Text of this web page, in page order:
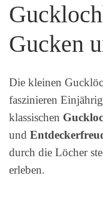
Gucken
Die kleinen
faszinieren
klassischen
und
durch die Löcher
erleben.